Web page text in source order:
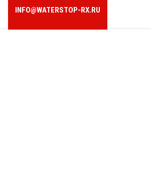
INFO@WATERSTOP-RX.RU